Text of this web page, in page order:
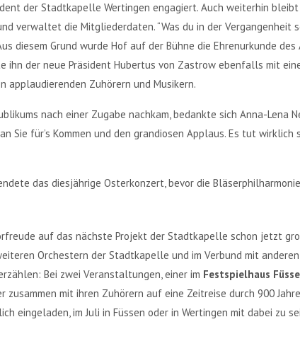
der Stadtkapelle Wertingen engagiert. Auch weiterhin bleibt
verwaltet die Mitgliederdaten. “Was du in der
diesem Grund wurde Hof auf der Bühne die Ehrenurkunde
ihn der neue Präsident Hubertus von Zastrow ebenfalls mit
applaudierenden Zuhörern und Musikern.
nach einer Zugabe nachkam, bedankte sich Anna-Lena
Sie für’s Kommen und den grandiosen Applaus. Es tut
das diesjährige Osterkonzert, bevor die
auf das nächste Projekt der Stadtkapelle schon jetzt
Orchestern der Stadtkapelle und im Verbund mit
Bei zwei Veranstaltungen, einer im Festspielhaus
zusammen mit ihren Zuhörern auf eine Zeitreise durch 900
eingeladen, im Juli in Füssen oder in Wertingen mit dabei zu